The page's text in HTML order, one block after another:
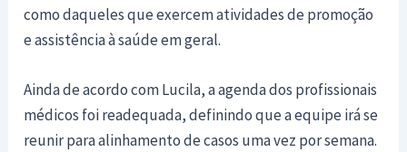
como daqueles que exercem atividades de promoção
e assistência à saúde em geral.
Ainda de acordo com Lucila, a agenda dos profissionais
médicos foi readequada, definindo que a equipe irá se
reunir para alinhamento de casos uma vez por semana.